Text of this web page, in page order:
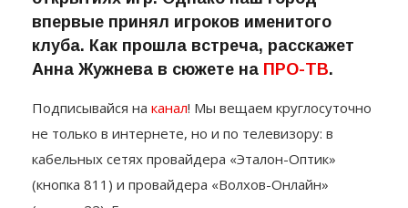
ездят на экскурсии и участвуют в
открытиях игр. Однако наш город
впервые принял игроков именитого
клуба. Как прошла встреча, расскажет
Анна Жужнева в сюжете наПРО-ТВ.
Подписывайся на канал ! Мы вещаем круглосуточно
не только в интернете, но и по телевизору: в
кабельных сетях провайдера «Эталон-Оптик»